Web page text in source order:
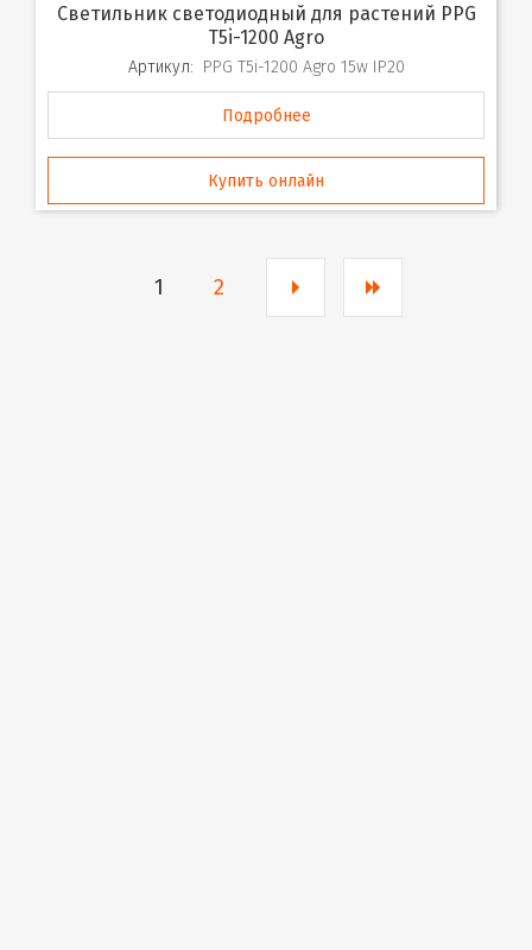
Светильник светодиодный для растений PPG
T5i-1200 Agro
Артикул: PPG T5i-1200 Agro 15w IP20
Подробнее
Купить онлайн
1 2